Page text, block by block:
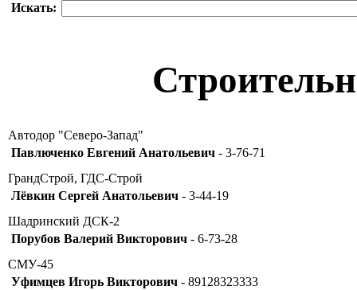
Искать:
Автодор "Северо-Запад"
Павлюченко Евгений Анатольевич - 3-76-71
ГрандСтрой, ГДС-Строй
Лёвкин Сергей Анатольевич - 3-44-19
Шадринский ДСК-2
Порубов Валерий Викторович - 6-73-28
СМУ-45
Уфимцев Игорь Викторович - 89128323333